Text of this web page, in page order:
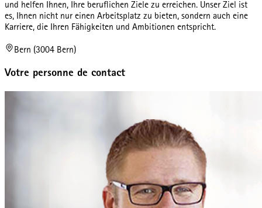
und helfen Ihnen, Ihre beruflichen Ziele zu erreichen. Unser Ziel ist
es, Ihnen nicht nur einen Arbeitsplatz zu bieten, sondern auch eine
Karriere, die Ihren Fähigkeiten und Ambitionen entspricht.
Bern (3004 Bern)
Votre personne de contact